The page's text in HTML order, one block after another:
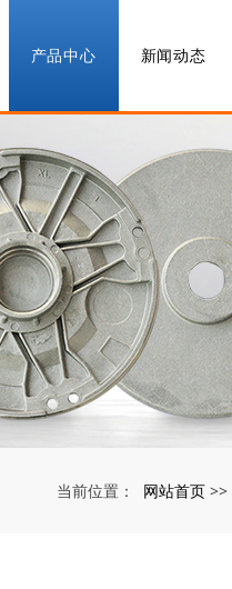
产品中心 新闻动态
当前位置： 网站首页 >>